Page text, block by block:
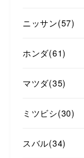
ニッサン(57)
ホンダ(61)
マツダ(35)
ミツビシ(30)
スバル(34)